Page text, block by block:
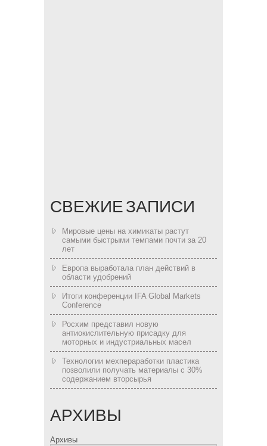
СВЕЖИЕ ЗАПИСИ
Мировые цены на химикаты растут
самыми быстрыми темпами почти за 20
лет
Европа выработала план действий в
области удобрений
Итоги конференции IFA Global Markets
Conference
Росхим представил новую
антиокислительную присадку для
моторных и индустриальных масел
Технологии мехпераработки пластика
позволили получать материалы с 30%
содержанием вторсырья
АРХИВЫ
Архивы